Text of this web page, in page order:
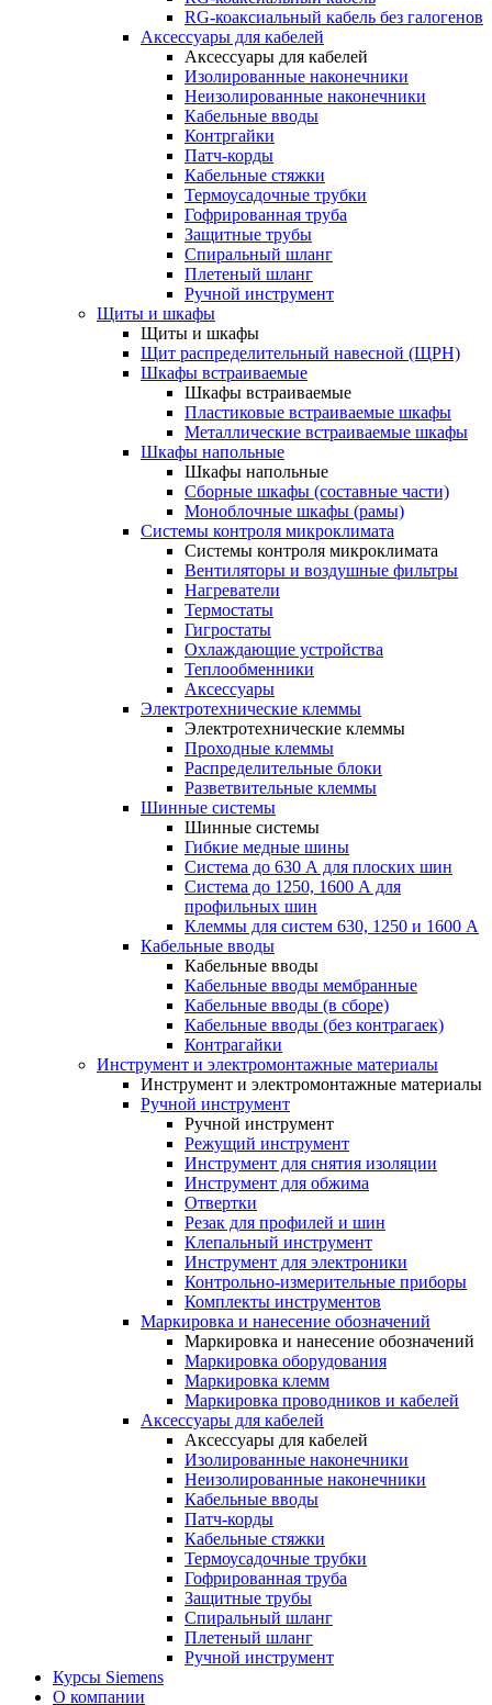
RG-коаксиальный кабель без галогенов
Аксессуары для кабелей
Аксессуары для кабелей
Изолированные наконечники
Неизолированные наконечники
Кабельные вводы
Контргайки
Патч-корды
Кабельные стяжки
Термоусадочные трубки
Гофрированная труба
Защитные трубы
Спиральный шланг
Плетеный шланг
Ручной инструмент
Щиты и шкафы
Щиты и шкафы
Щит распределительный навесной (ЩРН)
Шкафы встраиваемые
Шкафы встраиваемые
Пластиковые встраиваемые шкафы
Металлические встраиваемые шкафы
Шкафы напольные
Шкафы напольные
Сборные шкафы (составные части)
Моноблочные шкафы (рамы)
Системы контроля микроклимата
Системы контроля микроклимата
Вентиляторы и воздушные фильтры
Нагреватели
Термостаты
Гигростаты
Охлаждающие устройства
Теплообменники
Аксессуары
Электротехнические клеммы
Электротехнические клеммы
Проходные клеммы
Распределительные блоки
Разветвительные клеммы
Шинные системы
Шинные системы
Гибкие медные шины
Система до 630 А для плоских шин
Система до 1250, 1600 А для
профильных шин
Клеммы для систем 630, 1250 и 1600 А
Кабельные вводы
Кабельные вводы
Кабельные вводы мембранные
Кабельные вводы (в сборе)
Кабельные вводы (без контрагаек)
Контрагайки
Инструмент и электромонтажные материалы
Инструмент и электромонтажные материалы
Ручной инструмент
Ручной инструмент
Режущий инструмент
Инструмент для снятия изоляции
Инструмент для обжима
Отвертки
Резак для профилей и шин
Клепальный инструмент
Инструмент для электроники
Контрольно-измерительные приборы
Комплекты инструментов
Маркировка и нанесение обозначений
Маркировка и нанесение обозначений
Маркировка оборудования
Маркировка клемм
Маркировка проводников и кабелей
Аксессуары для кабелей
Аксессуары для кабелей
Изолированные наконечники
Неизолированные наконечники
Кабельные вводы
Патч-корды
Кабельные стяжки
Термоусадочные трубки
Гофрированная труба
Защитные трубы
Спиральный шланг
Плетеный шланг
Ручной инструмент
Курсы Siemens
О компании